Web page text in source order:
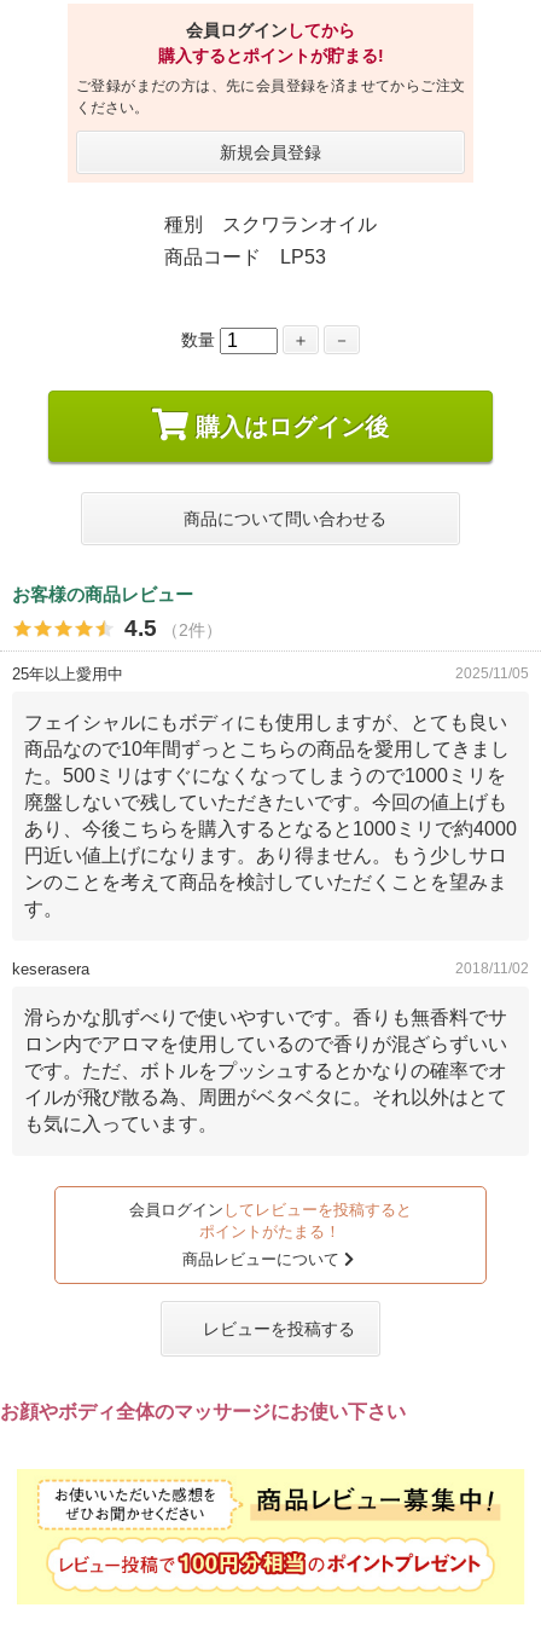
会員ログインしてから
購入するとポイントが貯まる!
ご登録がまだの方は、先に会員登録を済ませてからご注文
ください。
新規会員登録
種別 スクワランオイル
商品コード LP53
数量 ＋ －
購入はログイン後
商品について問い合わせる
お客様の商品レビュー
4.5 （2件）
25年以上愛用中 2025/11/05
フェイシャルにもボディにも使用しますが、とても良い
商品なので10年間ずっとこちらの商品を愛用してきまし
た。500ミリはすぐになくなってしまうので1000ミリを
廃盤しないで残していただきたいです。今回の値上げも
あり、今後こちらを購入するとなると1000ミリで約4000
円近い値上げになります。あり得ません。もう少しサロ
ンのことを考えて商品を検討していただくことを望みま
す。
keserasera 2018/11/02
滑らかな肌ずべりで使いやすいです。香りも無香料でサ
ロン内でアロマを使用しているので香りが混ざらずいい
です。ただ、ボトルをプッシュするとかなりの確率でオ
イルが飛び散る為、周囲がベタベタに。それ以外はとて
も気に入っています。
会員ログイン してレビューを投稿すると
ポイントがたまる！
商品レビューについて
レビューを投稿する
お顔やボディ全体のマッサージにお使い下さい